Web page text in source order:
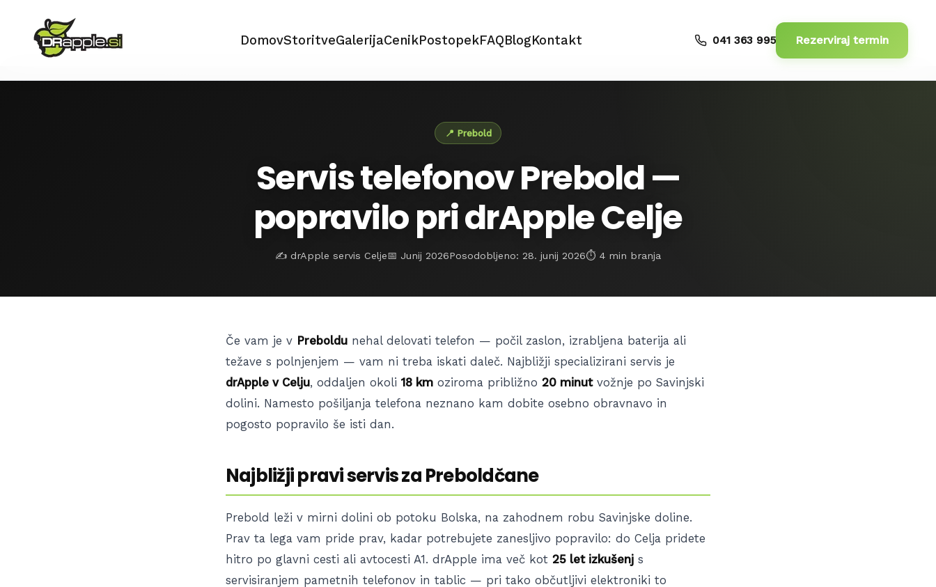
DomovStoritveGalerijaCenikPostopekFAQBlogKontakt 041 363 995 Rezerviraj termin
📍 Prebold
Servis telefonov Prebold —
popravilo pri drApple Celje
✍️ drApple servis Celje📅 Junij 2026Posodobljeno: 28. junij 2026⏱️ 4 min branja
Če vam je v Preboldu nehal delovati telefon — počil zaslon, izrabljena baterija ali
težave s polnjenjem — vam ni treba iskati daleč. Najbližji specializirani servis je
drApple v Celju, oddaljen okoli 18 km oziroma približno 20 minutvožnje po Savinjski
dolini. Namesto pošiljanja telefona neznano kam dobite osebno obravnavo in
pogosto popravilo še isti dan.
Najbližji pravi servis za Preboldčane
Prebold leži v mirni dolini ob potoku Bolska, na zahodnem robu Savinjske doline.
Prav ta lega vam pride prav, kadar potrebujete zanesljivo popravilo: do Celja pridete
hitro po glavni cesti ali avtocesti A1. drApple ima več kot 25 let izkušenj s
servisiranjem pametnih telefonov in tablic — pri tako občutljivi elektroniki to